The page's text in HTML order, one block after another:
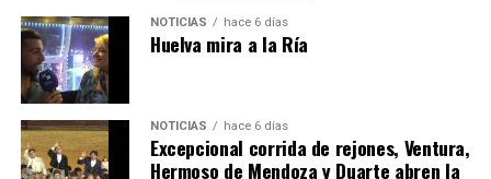
NOTICIAS hace 6 días
Huelva mira a la Ría
NOTICIAS hace 6 días
Excepcional corrida de rejones, Ventura,
Hermoso de Mendoza y Duarte abren la